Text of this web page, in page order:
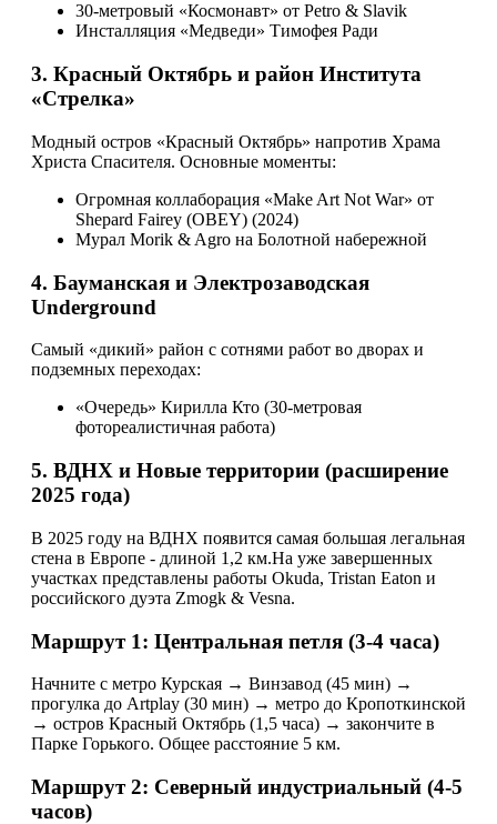
30-метровый «Космонавт» от Petro & Slavik
Инсталляция «Медведи» Тимофея Ради
3. Красный Октябрь и район Института
«Стрелка»
Модный остров «Красный Октябрь» напротив Храма
Христа Спасителя. Основные моменты:
Огромная коллаборация «Make Art Not War» от
Shepard Fairey (OBEY) (2024)
Мурал Morik & Agro на Болотной набережной
4. Бауманская и Электрозаводская
Underground
Самый «дикий» район с сотнями работ во дворах и
подземных переходах:
«Очередь» Кирилла Кто (30-метровая
фотореалистичная работа)
5. ВДНХ и Новые территории (расширение
2025 года)
В 2025 году на ВДНХ появится самая большая легальная
стена в Европе - длиной 1,2 км.На уже завершенных
участках представлены работы Okuda, Tristan Eaton и
российского дуэта Zmogk & Vesna.
Маршрут 1: Центральная петля (3-4 часа)
Начните с метро Курская → Винзавод (45 мин) →
прогулка до Artplay (30 мин) → метро до Кропоткинской
→ остров Красный Октябрь (1,5 часа) → закончите в
Парке Горького. Общее расстояние 5 км.
Маршрут 2: Северный индустриальный (4-5
часов)